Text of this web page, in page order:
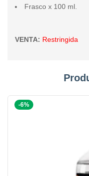
Frasco x 100 ml.
VENTA: Restringida
-6%